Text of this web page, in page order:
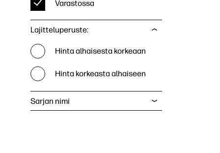
Varastossa
Lajitteluperuste:
Hinta alhaisesta korkeaan
Hinta korkeasta alhaiseen
Sarjan nimi